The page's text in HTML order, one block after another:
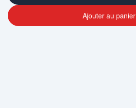
Ajouter au panier